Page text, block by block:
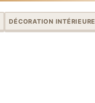
DÉCORATION INTÉRIEURE